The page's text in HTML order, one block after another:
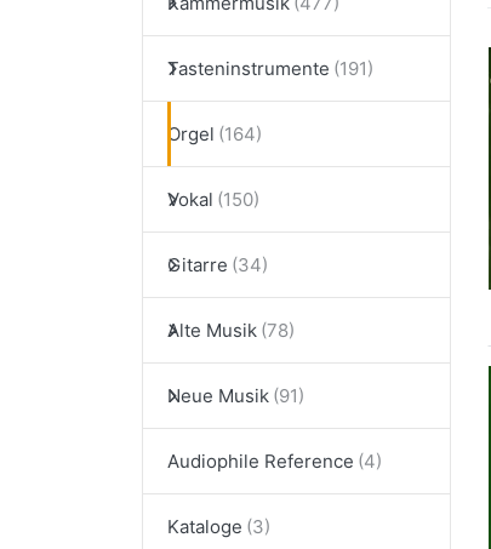
Tasteninstrumente
Orgel
Vokal
Gitarre
Alte Musik
Neue Musik
Audiophile Reference
Kataloge